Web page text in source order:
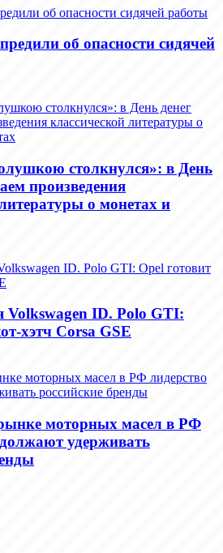
об опасности сидячей
столкнулся»: в День
произведения
о монетах и
Volkswagen ID. Polo GTI:
хэтч Corsa GSE
моторных масел в РФ
удерживать